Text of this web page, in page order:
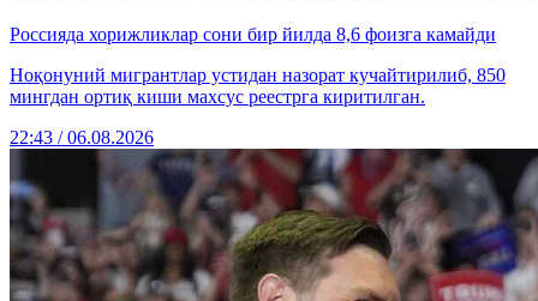
Россияда хорижликлар сони бир йилда 8,6 фоизга камайди
Ноқонуний мигрантлар устидан назорат кучайтирилиб, 850
мингдан ортиқ киши махсус реестрга киритилган.
22:43 / 06.08.2026